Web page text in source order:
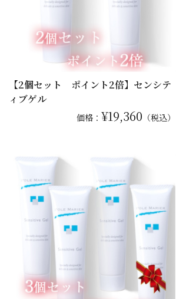
【2個セット ポイント2倍】センシテ
ィブゲル
価格： ¥19,360 （税込）